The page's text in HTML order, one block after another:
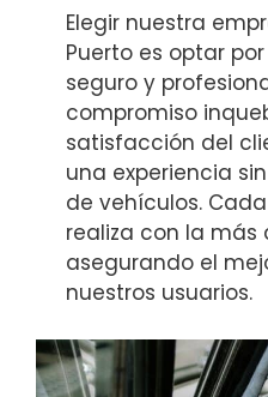
Elegir nuestra
Puerto es optar
seguro y
compromiso
satisfacción del
una experiencia
de vehículos.
realiza con la
asegurando el
nuestros usuarios.